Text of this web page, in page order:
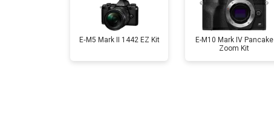
E‑M5 Mark II 1442 EZ Kit
E-M10 Mark IV Pancake
Zoom Kit